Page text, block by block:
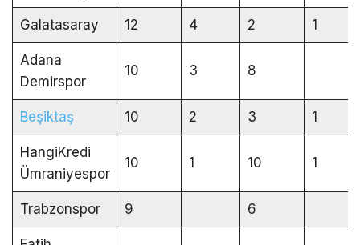
Galatasaray 12 4 2 1
Adana
Demirspor
10 3 8
Beşiktaş 10 2 3 1
HangiKredi
Ümraniyespor
10 1 10 1
Trabzonspor 9 6